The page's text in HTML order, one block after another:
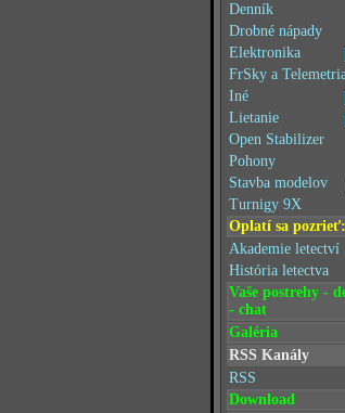
Denník
Drobné nápady
Elektronika
FrSky a
Iné
Lietanie
Open Stabilizer
Pohony
Stavba modelov
Turnigy 9X
Oplatí sa pozrieť:
Akademie letectví
História letectva
Vaše postrehy -
- chat
Galéria
RSS Kanály
RSS
Download